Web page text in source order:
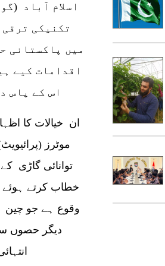
اسلام آباد
تکنیکی
میں پاکستانی
اقدامات کیے
اس کے پاس
موٹرز
توانائی گاڑی
خطاب کرتے ہوئے
وقوع ہے جو چین
دیگر حصوں
انتہائی